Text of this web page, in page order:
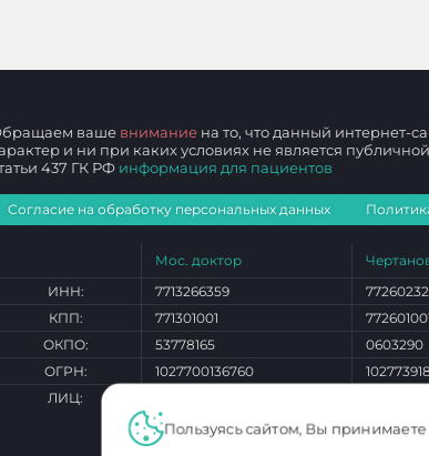
ваше внимание на то, что данный интернет-
и ни при каких условиях не является
437 ГК РФ информация для пациентов
Согласие на обработку персональных данных
ИНН:
КПП:
ОКПО:
ОГРН:
ЛИЦ:
Мос. доктор
7713266359
771301001
53778165
1027700136760
0603290
Пользуясь сайтом, Вы